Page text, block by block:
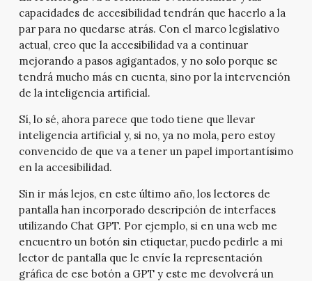
capacidades de accesibilidad tendrán que hacerlo a la
par para no quedarse atrás. Con el marco legislativo
actual, creo que la accesibilidad va a continuar
mejorando a pasos agigantados, y no solo porque se
tendrá mucho más en cuenta, sino por la intervención
de la inteligencia artificial.
Sí, lo sé, ahora parece que todo tiene que llevar
inteligencia artificial y, si no, ya no mola, pero estoy
convencido de que va a tener un papel importantísimo
en la accesibilidad.
Sin ir más lejos, en este último año, los lectores de
pantalla han incorporado descripción de interfaces
utilizando Chat GPT. Por ejemplo, si en una web me
encuentro un botón sin etiquetar, puedo pedirle a mi
lector de pantalla que le envíe la representación
gráfica de ese botón a GPT y este me devolverá un